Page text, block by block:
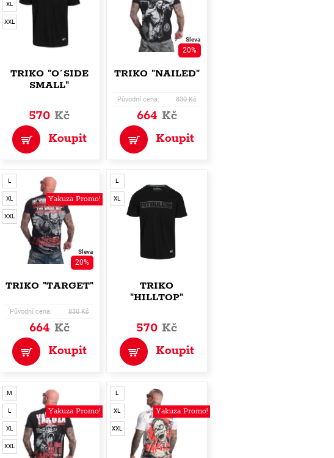
XL
XXL
TRIKO "O´SIDE
SMALL"
570 Kč
Koupit
Sleva
20%
TRIKO "NAILED"
Původní cena: 830 Kč
664 Kč
Koupit
Yakuza Promo!
L
XL
XXL
Sleva
20%
TRIKO "TARGET"
Původní cena: 830 Kč
664 Kč
Koupit
L
XL
TRIKO
"HILLTOP"
570 Kč
Koupit
Yakuza Promo!
M
L
XL
XXL
Yakuza Promo!
L
XL
XXL